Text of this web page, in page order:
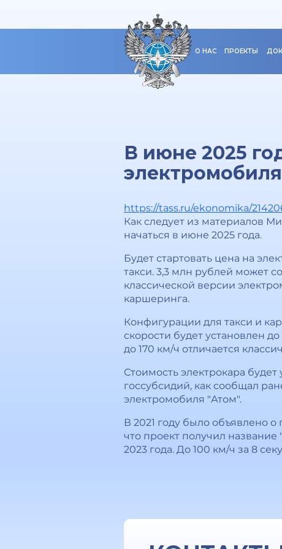
О НАС ПРОЕКТЫ
В июне 2025
https://tass.ru/ekonomika/
Как следует из материалов
начаться в июне 2025 года.
Будет стартовать цена на
такси. 3,3 млн рублей может
классической версии
каршеринга.
Конфигурации для такси и
скорости будет установлен
до 170 км/ч отличается
Стоимость электрокара
госсубсидий, как сообщал
электромобиля "Атом".
В 2021 году было объявлено
что проект получил
2023 года. До 100 км/ч за 8